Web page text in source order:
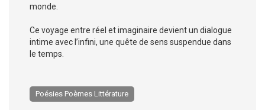
monde.
Ce voyage entre réel et imaginaire devient un dialogue
intime avec l’infini, une quête de sens suspendue dans
le temps.
Poésies Poèmes Littérature